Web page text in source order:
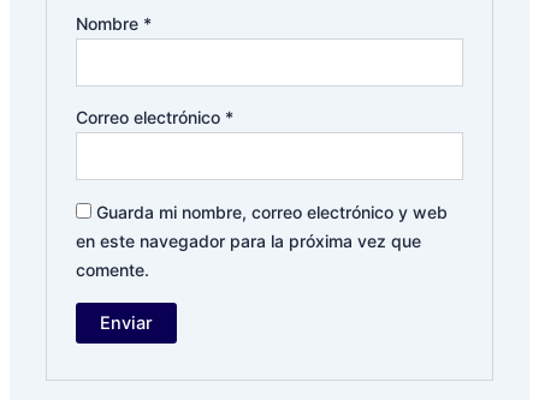
Nombre *
Correo electrónico *
Guarda mi nombre, correo electrónico y web
en este navegador para la próxima vez que
comente.